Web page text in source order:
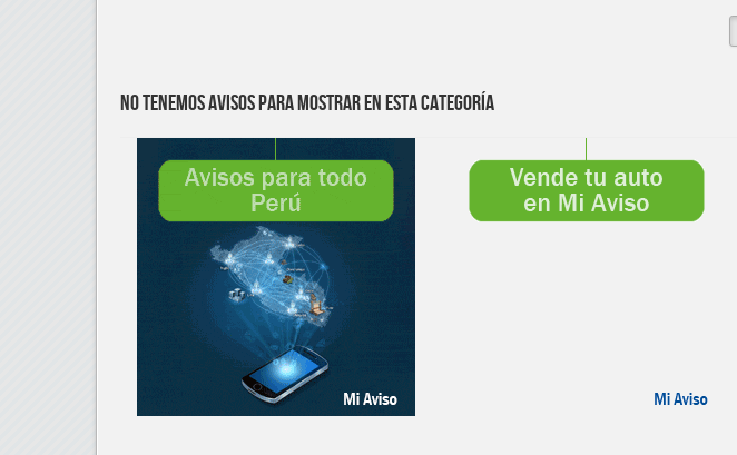
No tenemos avisos para mostrar en esta categoría